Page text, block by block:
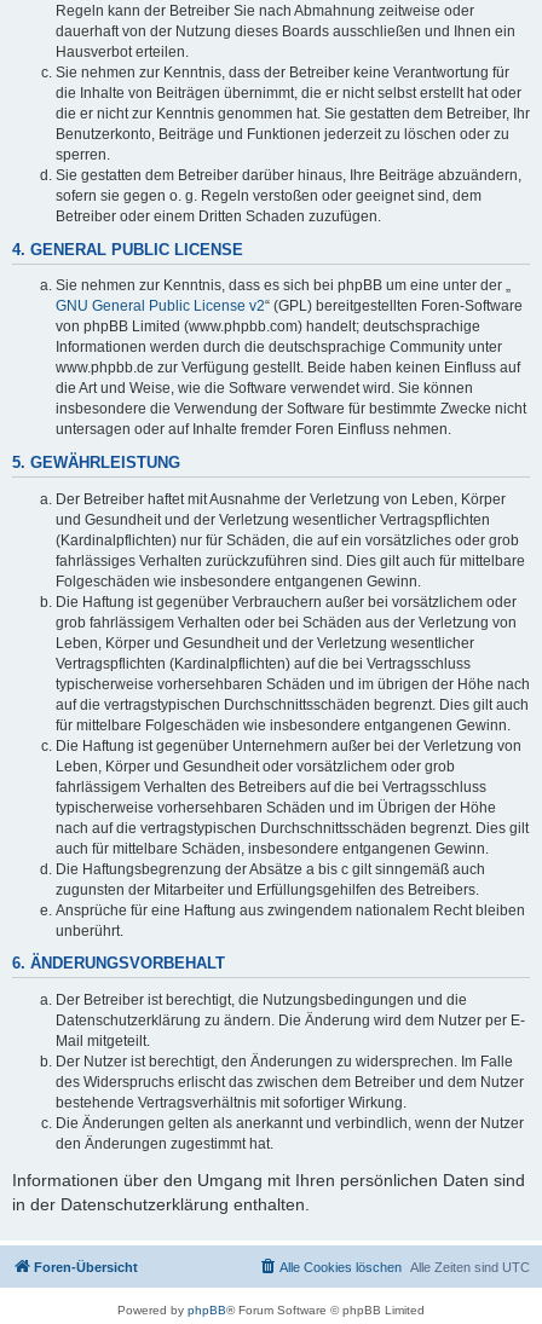
Regeln kann der Betreiber Sie nach Abmahnung zeitweise oder
dauerhaft von der Nutzung dieses Boards ausschließen und Ihnen ein
Hausverbot erteilen.
Sie nehmen zur Kenntnis, dass der Betreiber keine Verantwortung für
die Inhalte von Beiträgen übernimmt, die er nicht selbst erstellt hat oder
die er nicht zur Kenntnis genommen hat. Sie gestatten dem Betreiber, Ihr
Benutzerkonto, Beiträge und Funktionen jederzeit zu löschen oder zu
sperren.
Sie gestatten dem Betreiber darüber hinaus, Ihre Beiträge abzuändern,
sofern sie gegen o. g. Regeln verstoßen oder geeignet sind, dem
Betreiber oder einem Dritten Schaden zuzufügen.
4. GENERAL PUBLIC LICENSE
Sie nehmen zur Kenntnis, dass es sich bei phpBB um eine unter der „
GNU General Public License v2“ (GPL) bereitgestellten Foren-Software
von phpBB Limited (www.phpbb.com) handelt; deutschsprachige
Informationen werden durch die deutschsprachige Community unter
www.phpbb.de zur Verfügung gestellt. Beide haben keinen Einfluss auf
die Art und Weise, wie die Software verwendet wird. Sie können
insbesondere die Verwendung der Software für bestimmte Zwecke nicht
untersagen oder auf Inhalte fremder Foren Einfluss nehmen.
5. GEWÄHRLEISTUNG
Der Betreiber haftet mit Ausnahme der Verletzung von Leben, Körper
und Gesundheit und der Verletzung wesentlicher Vertragspflichten
(Kardinalpflichten) nur für Schäden, die auf ein vorsätzliches oder grob
fahrlässiges Verhalten zurückzuführen sind. Dies gilt auch für mittelbare
Folgeschäden wie insbesondere entgangenen Gewinn.
Die Haftung ist gegenüber Verbrauchern außer bei vorsätzlichem oder
grob fahrlässigem Verhalten oder bei Schäden aus der Verletzung von
Leben, Körper und Gesundheit und der Verletzung wesentlicher
Vertragspflichten (Kardinalpflichten) auf die bei Vertragsschluss
typischerweise vorhersehbaren Schäden und im übrigen der Höhe nach
auf die vertragstypischen Durchschnittsschäden begrenzt. Dies gilt auch
für mittelbare Folgeschäden wie insbesondere entgangenen Gewinn.
Die Haftung ist gegenüber Unternehmern außer bei der Verletzung von
Leben, Körper und Gesundheit oder vorsätzlichem oder grob
fahrlässigem Verhalten des Betreibers auf die bei Vertragsschluss
typischerweise vorhersehbaren Schäden und im Übrigen der Höhe
nach auf die vertragstypischen Durchschnittsschäden begrenzt. Dies gilt
auch für mittelbare Schäden, insbesondere entgangenen Gewinn.
Die Haftungsbegrenzung der Absätze a bis c gilt sinngemäß auch
zugunsten der Mitarbeiter und Erfüllungsgehilfen des Betreibers.
Ansprüche für eine Haftung aus zwingendem nationalem Recht bleiben
unberührt.
6. ÄNDERUNGSVORBEHALT
Der Betreiber ist berechtigt, die Nutzungsbedingungen und die
Datenschutzerklärung zu ändern. Die Änderung wird dem Nutzer per E-
Mail mitgeteilt.
Der Nutzer ist berechtigt, den Änderungen zu widersprechen. Im Falle
des Widerspruchs erlischt das zwischen dem Betreiber und dem Nutzer
bestehende Vertragsverhältnis mit sofortiger Wirkung.
Die Änderungen gelten als anerkannt und verbindlich, wenn der Nutzer
den Änderungen zugestimmt hat.
Informationen über den Umgang mit Ihren persönlichen Daten sind
in der Datenschutzerklärung enthalten.
Foren-Übersicht Alle Zeiten sind UTC
Alle Cookies löschen
Powered by phpBB® Forum Software © phpBB Limited